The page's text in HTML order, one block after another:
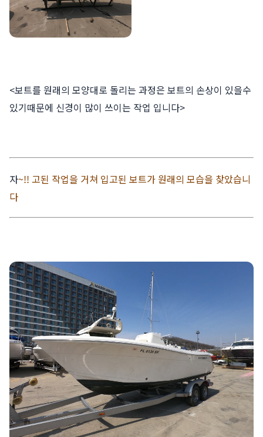
<보트를 원래의 모양대로 돌리는 과정은 보트의 손상이 있을수
있기때문에 신경이 많이 쓰이는 작업 입니다>
자~!! 고된 작업을 거쳐 입고된 보트가 원래의 모습을 찾았습니
다